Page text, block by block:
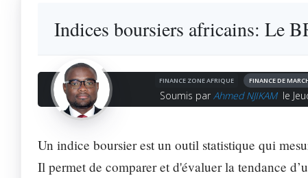
Indices boursiers africains: Le
FINANCE ZONE AFRIQUE FINANCE DE
Soumis par Ahmed NJIKAM le
Un indice boursier est un outil statistique qui
Il permet de comparer et d'évaluer la tendance